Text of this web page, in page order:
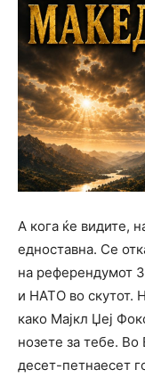
А кога ќе видите,
едноставна. Се
на референдумот
и НАТО во скутот.
како Мајкл Џеј
нозете за тебе.
десет-петнаесет